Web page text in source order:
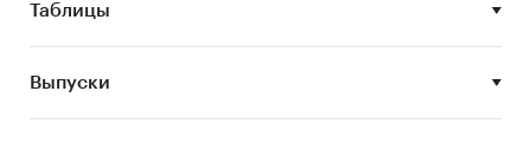
STEP-анализ факторов, влияющих на рынок
медицинских масок
Описание основных конкурентов
Таблицы
Выпуски